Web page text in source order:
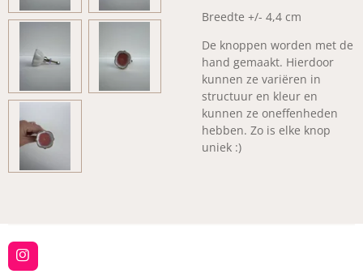
Breedte +/- 4,4 cm
De knoppen worden met de
hand gemaakt. Hierdoor
kunnen ze variëren in
structuur en kleur en
kunnen ze oneffenheden
hebben. Zo is elke knop
uniek :)
I